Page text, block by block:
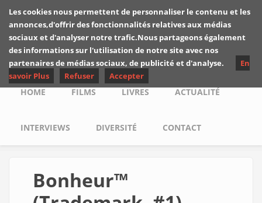
Skip to main content
Les critiques de
Yuyine
Main menu
HOME FILMS LIVRES ACTUALITÉ
INTERVIEWS DIVERSITÉ CONTACT
Bonheur™
Les cookies nous permettent de personnaliser le contenu et les
annonces,d'offrir des fonctionnalités relatives aux médias
sociaux et d'analyser notre trafic.Nous partageons également
des informations sur l'utilisation de notre site avec nos
partenaires de médias sociaux, de publicité et d'analyse.
En
savoir Plus
Refuser Accepter